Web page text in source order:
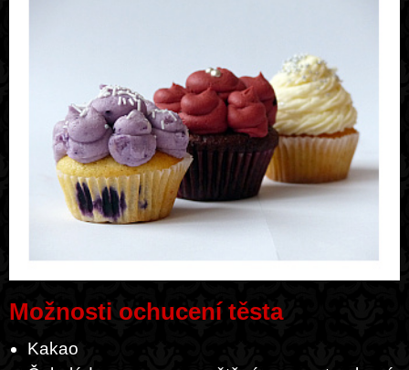
Možnosti ochucení těsta
Kakao